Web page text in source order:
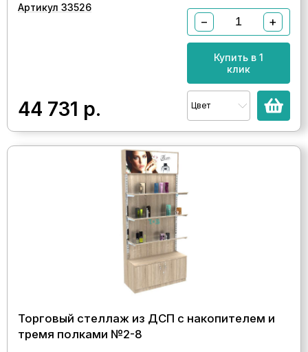
Артикул 33526
44 731 р.
− +
Купить в 1
клик
Цвет
Торговый стеллаж из ДСП с накопителем и
тремя полками №2-8